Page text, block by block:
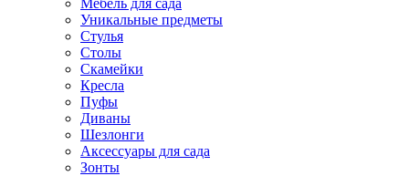
Мебель для сада
Уникальные предметы
Стулья
Столы
Скамейки
Кресла
Пуфы
Диваны
Шезлонги
Аксессуары для сада
Зонты